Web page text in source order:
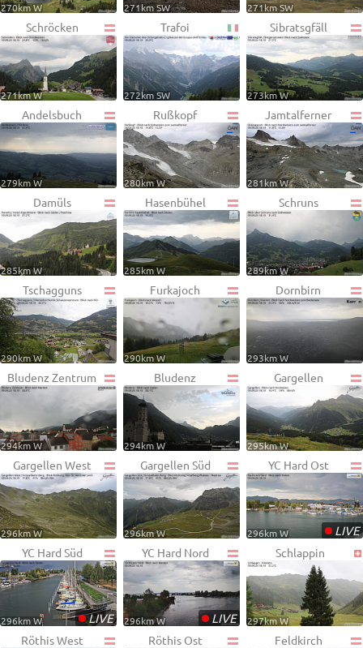
270km W 271km SW 271km SW
Schröcken
271km W
Trafoi
272km SW
Sibratsgfäll
273km W
Andelsbuch
279km W
Rußkopf
280km W
Jamtalferner
281km W
Damüls
285km W
Hasenbühel
285km W
Schruns
289km W
Tschagguns
290km W
Furkajoch
290km W
Dornbirn
293km W
Bludenz Zentrum
294km W
Bludenz
294km W
Gargellen
295km W
Gargellen West
296km W
Gargellen Süd
296km W
YC Hard Ost
•LIVE
296km W
YC Hard Süd
•LIVE
296km W
YC Hard Nord
•LIVE
296km W
Schlappin
297km W
Röthis West Röthis Ost Feldkirch